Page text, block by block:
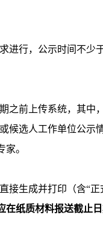
进行，公示时间不少
之前上传系统，其
候选人工作单位公
。
接生成并打印（含“正
在纸质材料报送截止日